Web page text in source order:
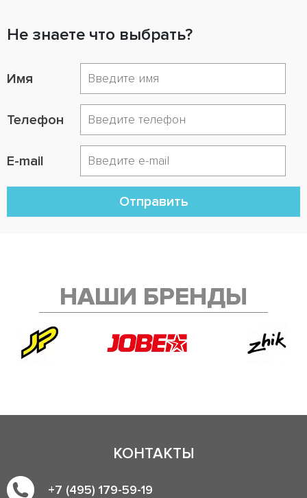
Не знаете что выбрать?
Имя
Телефон
E-mail
Отправить
НАШИ БРЕНДЫ
КОНТАКТЫ
+7 (495) 179-59-19